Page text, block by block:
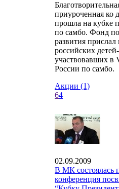
приуроченная ко
прошла на кубке
по самбо. Фонд
развития прислал
российских
участвовавших в
России по самбо.
Акции (1)
64
02.09.2009
В МК состоялась
конференция